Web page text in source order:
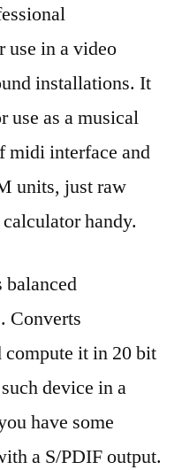
use in a video
installations. It
use as a musical
midi interface and
units, just raw
handy.
balanced
Converts
it in 20 bit
device in a
have some
a S/PDIF output.